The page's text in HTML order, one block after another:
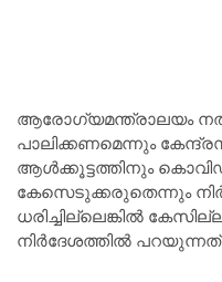
ആരോഗ്യമന്ത്രാലയം
പാലിക്കണമെന്നും
ആള്‍ക്കൂട്ടത്തിനും
കേസെടുക്കരുതെന്നും
ധരിച്ചില്ലെങ്കില്‍
നിര്‍ദേശത്തില്‍